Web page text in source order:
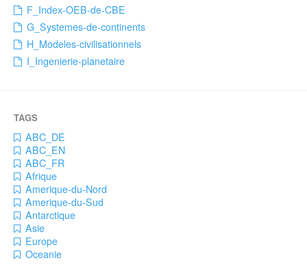
F_Index-OEB-de-CBE
G_Systemes-de-continents
H_Modeles-civilisationnels
I_Ingenierie-planetaire
ABC_DE
ABC_EN
ABC_FR
Afrique
Amerique-du-Nord
Amerique-du-Sud
Antarctique
Asie
Europe
Oceanie